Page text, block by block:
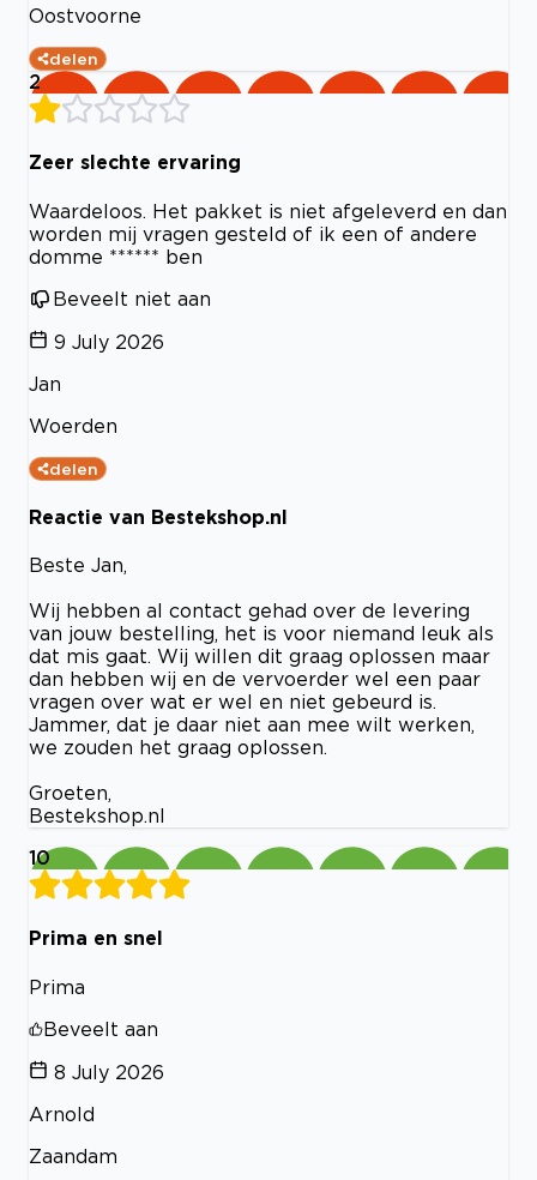
Oostvoorne
delen
2
Zeer slechte ervaring
Waardeloos. Het pakket is niet afgeleverd en dan
worden mij vragen gesteld of ik een of andere
domme ****** ben
Beveelt niet aan
9 July 2026
Jan
Woerden
delen
Reactie van Bestekshop.nl
Beste Jan,
Wij hebben al contact gehad over de levering
van jouw bestelling, het is voor niemand leuk als
dat mis gaat. Wij willen dit graag oplossen maar
dan hebben wij en de vervoerder wel een paar
vragen over wat er wel en niet gebeurd is.
Jammer, dat je daar niet aan mee wilt werken,
we zouden het graag oplossen.
Groeten,
Bestekshop.nl
10
Prima en snel
Prima
Beveelt aan
8 July 2026
Arnold
Zaandam